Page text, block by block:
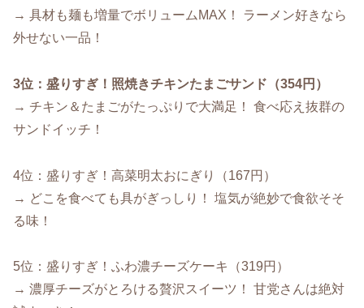
→ 具材も麺も増量でボリュームMAX！ ラーメン好きなら
外せない一品！
3位：盛りすぎ！照焼きチキンたまごサンド（354円）
→ チキン＆たまごがたっぷりで大満足！ 食べ応え抜群の
サンドイッチ！
4位：盛りすぎ！高菜明太おにぎり（167円）
→ どこを食べても具がぎっしり！ 塩気が絶妙で食欲そそ
る味！
5位：盛りすぎ！ふわ濃チーズケーキ（319円）
→ 濃厚チーズがとろける贅沢スイーツ！ 甘党さんは絶対